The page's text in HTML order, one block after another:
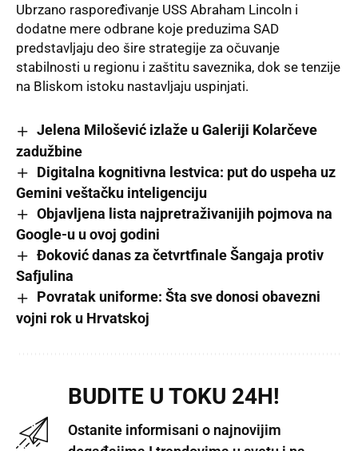
Ubrzano raspoređivanje USS Abraham Lincoln i
dodatne mere odbrane koje preduzima SAD
predstavljaju deo šire strategije za očuvanje
stabilnosti u regionu i zaštitu saveznika, dok se tenzije
na Bliskom istoku nastavljaju uspinjati.
Jelena Milošević izlaže u Galeriji Kolarčeve
zadužbine
Digitalna kognitivna lestvica: put do uspeha uz
Gemini veštačku inteligenciju
Objavljena lista najpretraživanijih pojmova na
Google-u u ovoj godini
Đoković danas za četvrtfinale Šangaja protiv
Safjulina
Povratak uniforme: Šta sve donosi obavezni
vojni rok u Hrvatskoj
BUDITE U TOKU 24H!
Ostanite informisani o najnovijim